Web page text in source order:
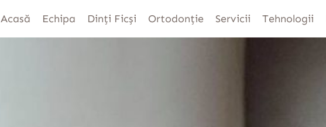
Acasă Echipa Dinți Ficși Ortodonție Servicii Tehnologii